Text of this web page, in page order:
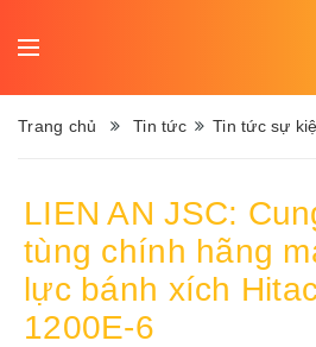
MỤC
ngữ:
chủ
Giới
thiệu
Trang chủ Tin tức Tin tức sự
LIEN AN JSC:
tùng chính hãng
lực bánh xích
1200E-6